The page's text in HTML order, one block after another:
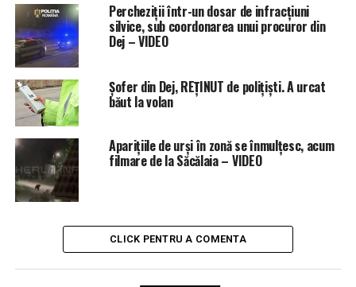
Percheziții într-un dosar de infracțiuni
silvice, sub coordonarea unui procuror din
Dej – VIDEO
Șofer din Dej, REȚINUT de polițiști. A urcat
băut la volan
Aparițiile de urși în zonă se înmulțesc, acum
filmare de la Săcălaia – VIDEO
CLICK PENTRU A COMENTA